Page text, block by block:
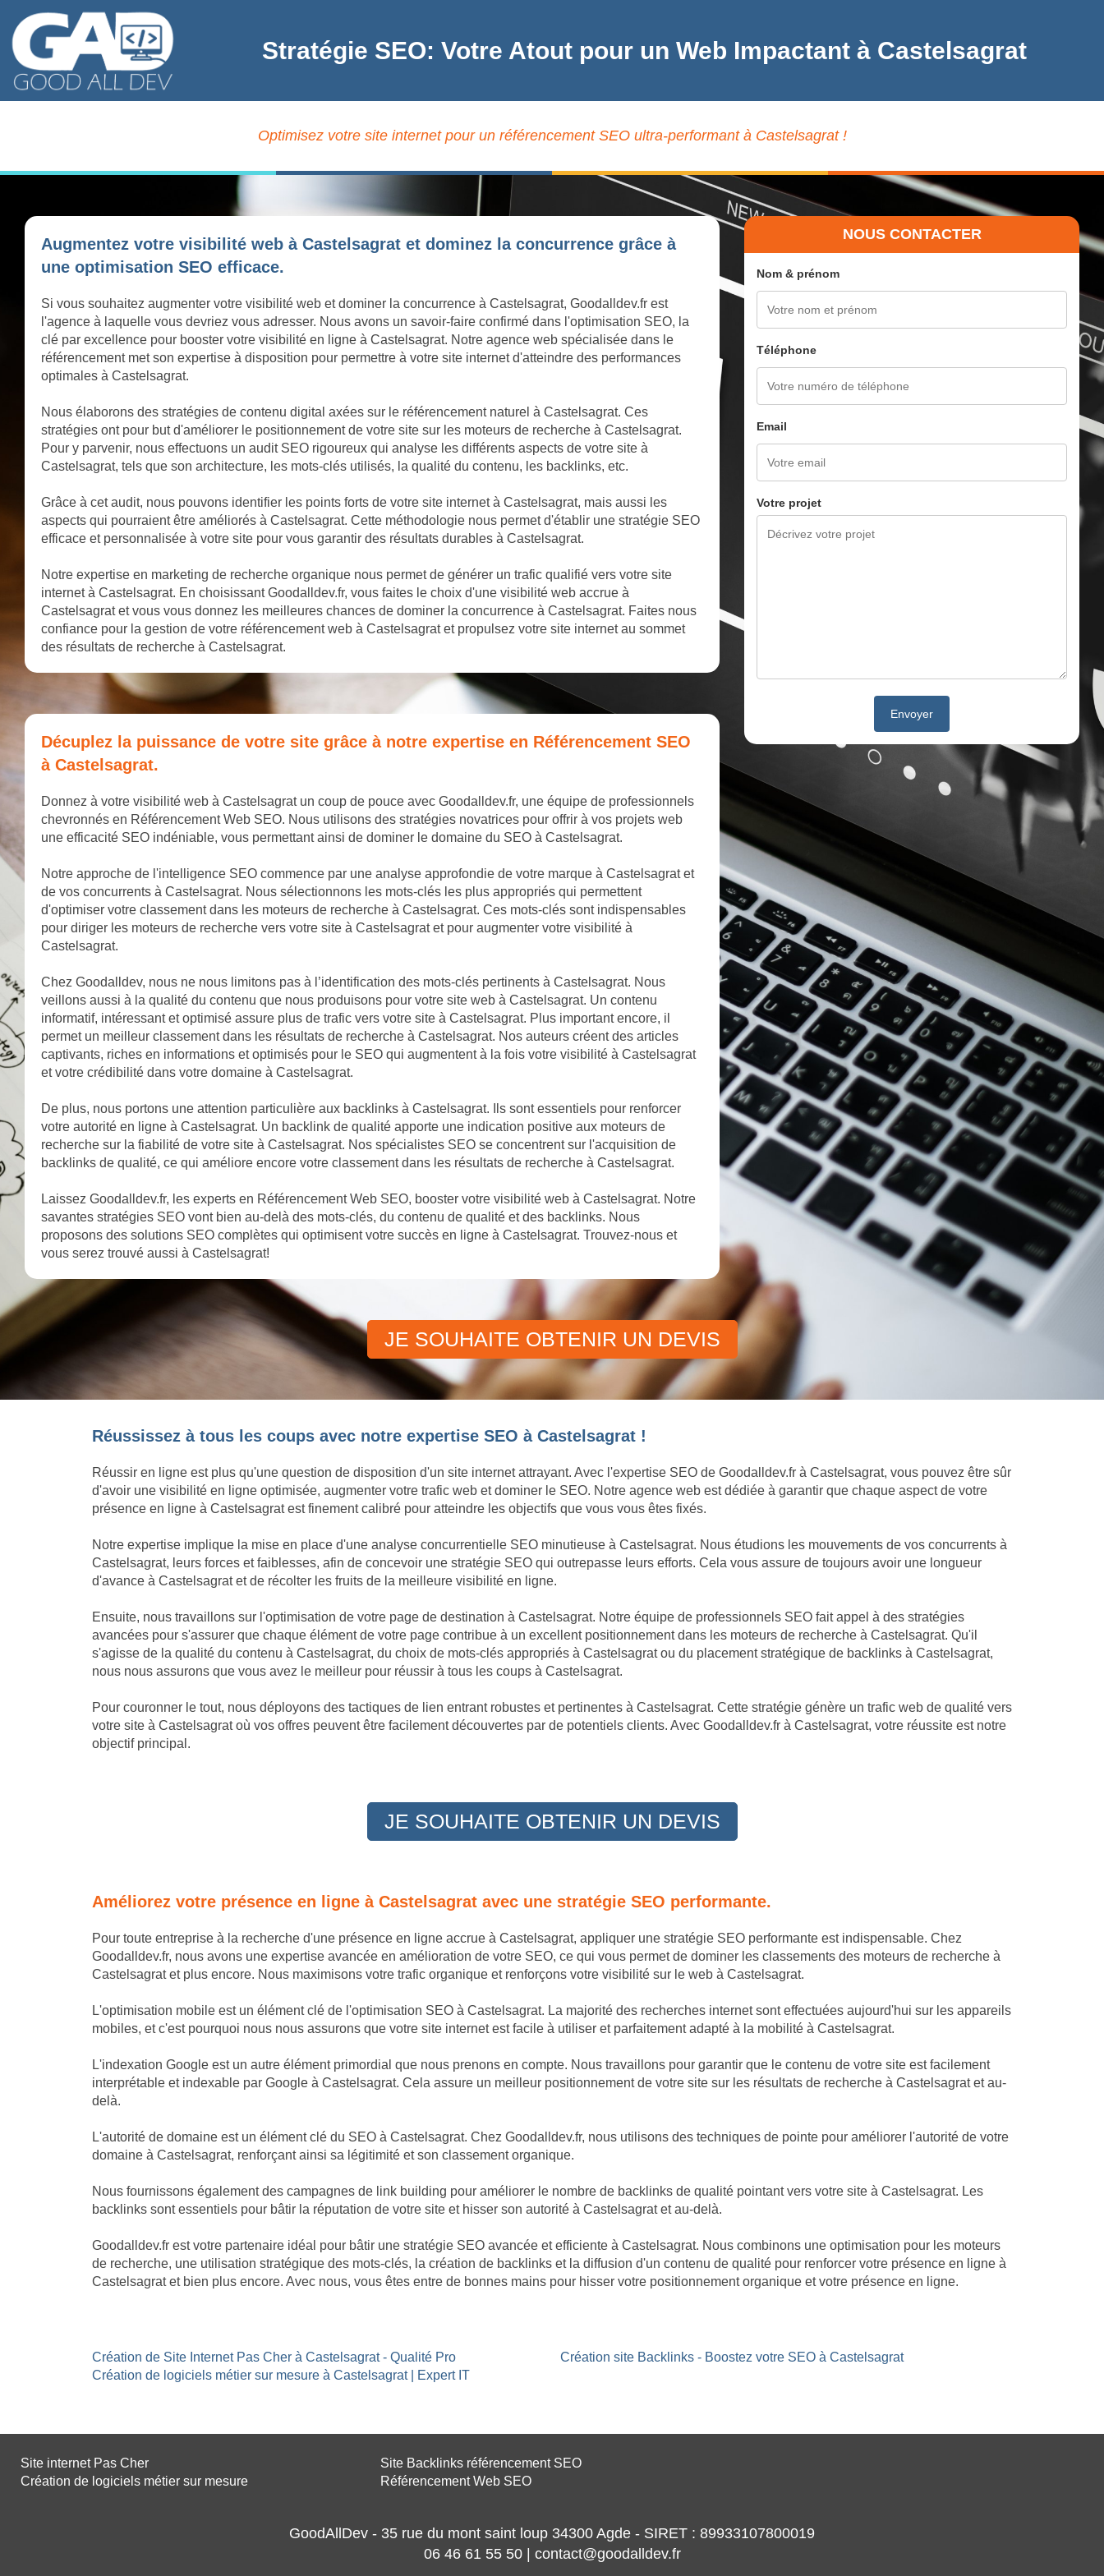
Stratégie SEO: Votre Atout pour un Web Impactant à Castelsagrat
Optimisez votre site internet pour un référencement SEO ultra-performant à Castelsagrat !
Augmentez votre visibilité web à Castelsagrat et dominez la concurrence grâce à
une optimisation SEO efficace.
Si vous souhaitez augmenter votre visibilité web et dominer la concurrence à Castelsagrat, Goodalldev.fr est
l'agence à laquelle vous devriez vous adresser. Nous avons un savoir-faire confirmé dans l'optimisation SEO, la
clé par excellence pour booster votre visibilité en ligne à Castelsagrat. Notre agence web spécialisée dans le
référencement met son expertise à disposition pour permettre à votre site internet d'atteindre des performances
optimales à Castelsagrat.
Nous élaborons des stratégies de contenu digital axées sur le référencement naturel à Castelsagrat. Ces
stratégies ont pour but d'améliorer le positionnement de votre site sur les moteurs de recherche à Castelsagrat.
Pour y parvenir, nous effectuons un audit SEO rigoureux qui analyse les différents aspects de votre site à
Castelsagrat, tels que son architecture, les mots-clés utilisés, la qualité du contenu, les backlinks, etc.
Grâce à cet audit, nous pouvons identifier les points forts de votre site internet à Castelsagrat, mais aussi les
aspects qui pourraient être améliorés à Castelsagrat. Cette méthodologie nous permet d'établir une stratégie SEO
efficace et personnalisée à votre site pour vous garantir des résultats durables à Castelsagrat.
Notre expertise en marketing de recherche organique nous permet de générer un trafic qualifié vers votre site
internet à Castelsagrat. En choisissant Goodalldev.fr, vous faites le choix d'une visibilité web accrue à
Castelsagrat et vous vous donnez les meilleures chances de dominer la concurrence à Castelsagrat. Faites nous
confiance pour la gestion de votre référencement web à Castelsagrat et propulsez votre site internet au sommet
des résultats de recherche à Castelsagrat.
Décuplez la puissance de votre site grâce à notre expertise en Référencement SEO
à Castelsagrat.
Donnez à votre visibilité web à Castelsagrat un coup de pouce avec Goodalldev.fr, une équipe de professionnels
chevronnés en Référencement Web SEO. Nous utilisons des stratégies novatrices pour offrir à vos projets web
une efficacité SEO indéniable, vous permettant ainsi de dominer le domaine du SEO à Castelsagrat.
Notre approche de l'intelligence SEO commence par une analyse approfondie de votre marque à Castelsagrat et
de vos concurrents à Castelsagrat. Nous sélectionnons les mots-clés les plus appropriés qui permettent
d'optimiser votre classement dans les moteurs de recherche à Castelsagrat. Ces mots-clés sont indispensables
pour diriger les moteurs de recherche vers votre site à Castelsagrat et pour augmenter votre visibilité à
Castelsagrat.
Chez Goodalldev, nous ne nous limitons pas à l’identification des mots-clés pertinents à Castelsagrat. Nous
veillons aussi à la qualité du contenu que nous produisons pour votre site web à Castelsagrat. Un contenu
informatif, intéressant et optimisé assure plus de trafic vers votre site à Castelsagrat. Plus important encore, il
permet un meilleur classement dans les résultats de recherche à Castelsagrat. Nos auteurs créent des articles
captivants, riches en informations et optimisés pour le SEO qui augmentent à la fois votre visibilité à Castelsagrat
et votre crédibilité dans votre domaine à Castelsagrat.
De plus, nous portons une attention particulière aux backlinks à Castelsagrat. Ils sont essentiels pour renforcer
votre autorité en ligne à Castelsagrat. Un backlink de qualité apporte une indication positive aux moteurs de
recherche sur la fiabilité de votre site à Castelsagrat. Nos spécialistes SEO se concentrent sur l'acquisition de
backlinks de qualité, ce qui améliore encore votre classement dans les résultats de recherche à Castelsagrat.
Laissez Goodalldev.fr, les experts en Référencement Web SEO, booster votre visibilité web à Castelsagrat. Notre
savantes stratégies SEO vont bien au-delà des mots-clés, du contenu de qualité et des backlinks. Nous
proposons des solutions SEO complètes qui optimisent votre succès en ligne à Castelsagrat. Trouvez-nous et
vous serez trouvé aussi à Castelsagrat!
NOUS CONTACTER
Nom & prénom
Téléphone
Email
Votre projet
JE SOUHAITE OBTENIR UN DEVIS
Réussissez à tous les coups avec notre expertise SEO à Castelsagrat !
Réussir en ligne est plus qu'une question de disposition d'un site internet attrayant. Avec l'expertise SEO de Goodalldev.fr à Castelsagrat, vous pouvez être sûr
d'avoir une visibilité en ligne optimisée, augmenter votre trafic web et dominer le SEO. Notre agence web est dédiée à garantir que chaque aspect de votre
présence en ligne à Castelsagrat est finement calibré pour atteindre les objectifs que vous vous êtes fixés.
Notre expertise implique la mise en place d'une analyse concurrentielle SEO minutieuse à Castelsagrat. Nous étudions les mouvements de vos concurrents à
Castelsagrat, leurs forces et faiblesses, afin de concevoir une stratégie SEO qui outrepasse leurs efforts. Cela vous assure de toujours avoir une longueur
d'avance à Castelsagrat et de récolter les fruits de la meilleure visibilité en ligne.
Ensuite, nous travaillons sur l'optimisation de votre page de destination à Castelsagrat. Notre équipe de professionnels SEO fait appel à des stratégies
avancées pour s'assurer que chaque élément de votre page contribue à un excellent positionnement dans les moteurs de recherche à Castelsagrat. Qu'il
s'agisse de la qualité du contenu à Castelsagrat, du choix de mots-clés appropriés à Castelsagrat ou du placement stratégique de backlinks à Castelsagrat,
nous nous assurons que vous avez le meilleur pour réussir à tous les coups à Castelsagrat.
Pour couronner le tout, nous déployons des tactiques de lien entrant robustes et pertinentes à Castelsagrat. Cette stratégie génère un trafic web de qualité vers
votre site à Castelsagrat où vos offres peuvent être facilement découvertes par de potentiels clients. Avec Goodalldev.fr à Castelsagrat, votre réussite est notre
objectif principal.
JE SOUHAITE OBTENIR UN DEVIS
Améliorez votre présence en ligne à Castelsagrat avec une stratégie SEO performante.
Pour toute entreprise à la recherche d'une présence en ligne accrue à Castelsagrat, appliquer une stratégie SEO performante est indispensable. Chez
Goodalldev.fr, nous avons une expertise avancée en amélioration de votre SEO, ce qui vous permet de dominer les classements des moteurs de recherche à
Castelsagrat et plus encore. Nous maximisons votre trafic organique et renforçons votre visibilité sur le web à Castelsagrat.
L'optimisation mobile est un élément clé de l'optimisation SEO à Castelsagrat. La majorité des recherches internet sont effectuées aujourd'hui sur les appareils
mobiles, et c'est pourquoi nous nous assurons que votre site internet est facile à utiliser et parfaitement adapté à la mobilité à Castelsagrat.
L'indexation Google est un autre élément primordial que nous prenons en compte. Nous travaillons pour garantir que le contenu de votre site est facilement
interprétable et indexable par Google à Castelsagrat. Cela assure un meilleur positionnement de votre site sur les résultats de recherche à Castelsagrat et au-
delà.
L'autorité de domaine est un élément clé du SEO à Castelsagrat. Chez Goodalldev.fr, nous utilisons des techniques de pointe pour améliorer l'autorité de votre
domaine à Castelsagrat, renforçant ainsi sa légitimité et son classement organique.
Nous fournissons également des campagnes de link building pour améliorer le nombre de backlinks de qualité pointant vers votre site à Castelsagrat. Les
backlinks sont essentiels pour bâtir la réputation de votre site et hisser son autorité à Castelsagrat et au-delà.
Goodalldev.fr est votre partenaire idéal pour bâtir une stratégie SEO avancée et efficiente à Castelsagrat. Nous combinons une optimisation pour les moteurs
de recherche, une utilisation stratégique des mots-clés, la création de backlinks et la diffusion d'un contenu de qualité pour renforcer votre présence en ligne à
Castelsagrat et bien plus encore. Avec nous, vous êtes entre de bonnes mains pour hisser votre positionnement organique et votre présence en ligne.
Création de Site Internet Pas Cher à Castelsagrat - Qualité Pro
Création de logiciels métier sur mesure à Castelsagrat | Expert IT
Création site Backlinks - Boostez votre SEO à Castelsagrat
Site internet Pas Cher
Création de logiciels métier sur mesure
Site Backlinks référencement SEO
Référencement Web SEO
GoodAllDev - 35 rue du mont saint loup 34300 Agde - SIRET : 89933107800019
06 46 61 55 50 | contact@goodalldev.fr